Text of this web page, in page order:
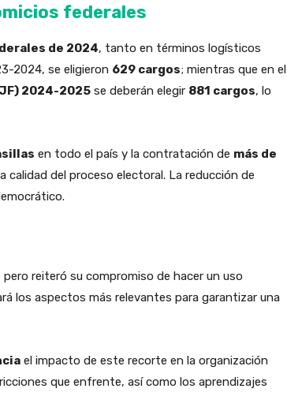
federales
de 2024, tanto en términos logísticos
2024, se eligieron 629 cargos; mientras que en el
2024-2025 se deberán elegir 881 cargos, lo
en todo el país y la contratación de más de
calidad del proceso electoral. La reducción de
reiteró su compromiso de hacer un uso
los aspectos más relevantes para garantizar una
el impacto de este recorte en la organización
que enfrente, así como los aprendizajes